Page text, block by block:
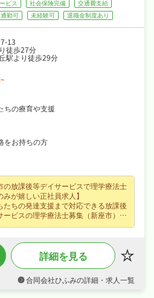
ビス 社会保険完備
交通費支給
勤可 未経験可 退職金制度あり
13
徒歩27分
駅より徒歩29分
ちの療育や支援
をお持ちの方
の放課後等デイサービスで理学療法士
みが嬉しい正社員求人】
たちの発達支援まで対応できる放課後
ービスの理学療法士募集（新座市）、
昇給ありなど好待遇で、腰を据えて長
きます☆
日制、日勤のみでオンオフを切り替え
険完備、退職金制度ありが揃い、安心
詳細を見る
合同会社ひふみの詳細・求人一覧